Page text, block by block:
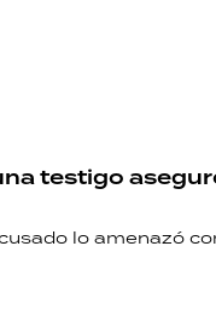
testigo
lo amenazó